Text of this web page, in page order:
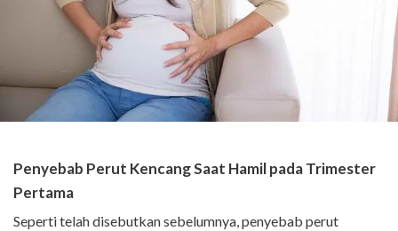
Penyebab Perut Kencang Saat Hamil pada Trimester
Pertama
Seperti telah disebutkan sebelumnya, penyebab perut